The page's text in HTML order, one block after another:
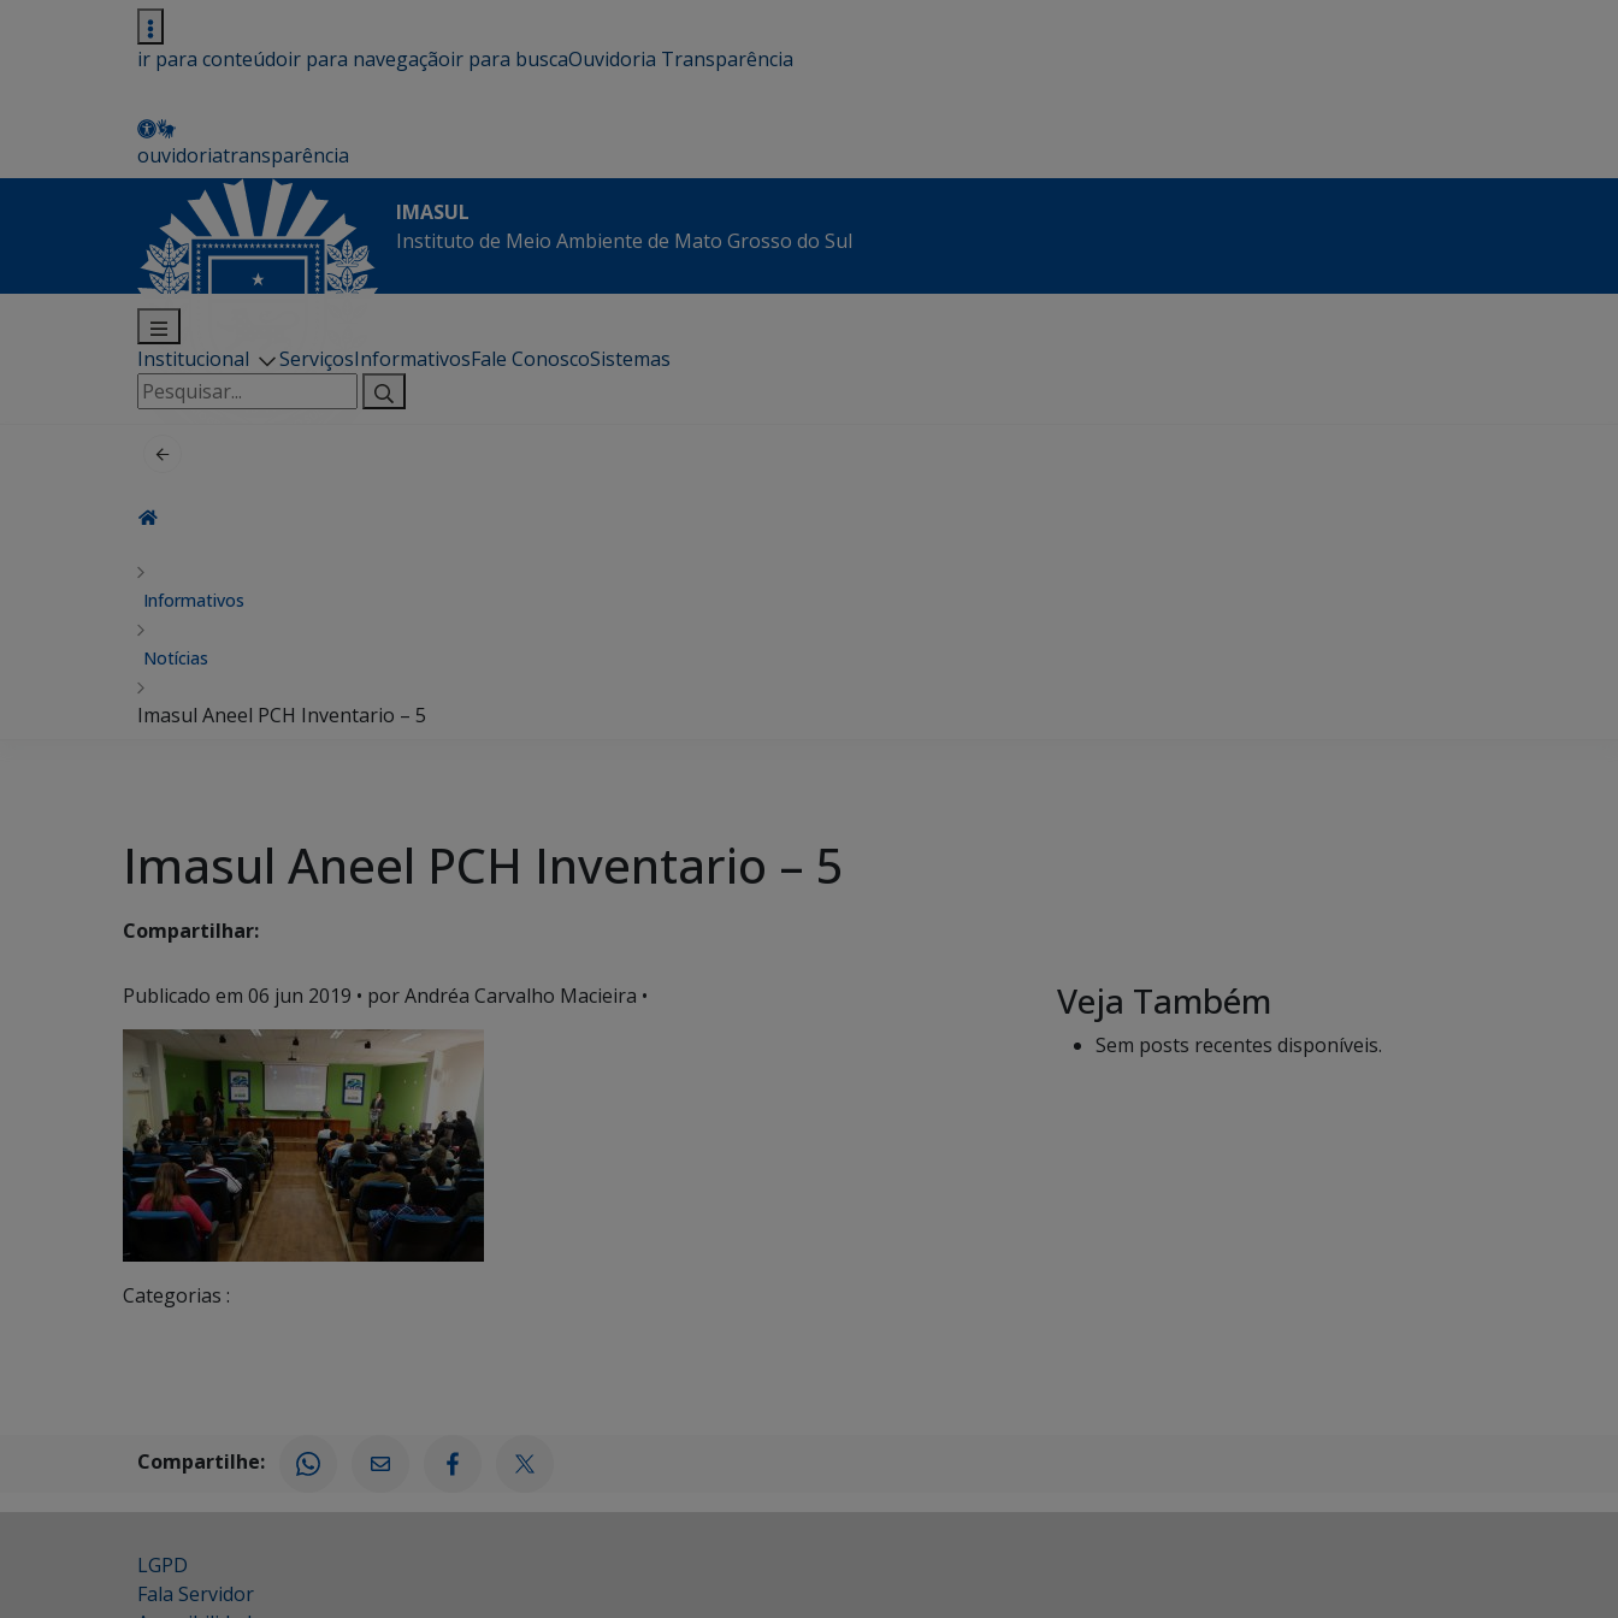
ir para conteúdoir para navegaçãoir para buscaOuvidoria Transparência
ouvidoriatransparência
IMASUL
Instituto de Meio Ambiente de Mato Grosso do Sul
Institucional ServiçosInformativosFale ConoscoSistemas
Pesquisar
por:
Informativos
Notícias
Imasul Aneel PCH Inventario – 5
Imasul Aneel PCH Inventario – 5
Compartilhar:
Publicado em 06 jun 2019 • por Andréa Carvalho Macieira •
Categorias :
Veja Também
Sem posts recentes disponíveis.
Compartilhe:
LGPD
Fala Servidor